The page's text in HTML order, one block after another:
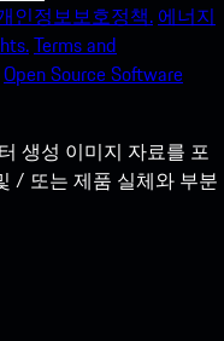
인정보보호정책. 에너지
Terms and
Open Source Software
생성 이미지 자료를 포
/ 또는 제품 실체와 부분